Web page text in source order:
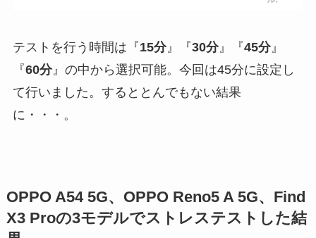
テストを行う時間は『15分』『30分』『45分』
『60分』の中から選択可能。今回は45分に設定し
て行いました。するととんでもない結果
に・・・。
OPPO A54 5G、OPPO Reno5 A 5G、Find
X3 Proの3モデルでストレステストした結